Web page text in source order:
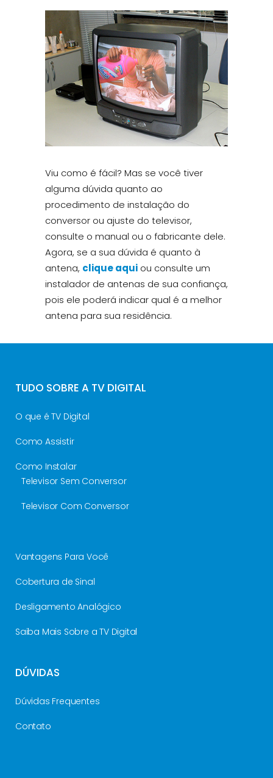
Viu como é fácil? Mas se você tiver
alguma dúvida quanto ao
procedimento de instalação do
conversor ou ajuste do televisor,
consulte o manual ou o fabricante dele.
Agora, se a sua dúvida é quanto à
antena, clique aqui ou consulte um
instalador de antenas de sua confiança,
pois ele poderá indicar qual é a melhor
antena para sua residência.
TUDO SOBRE A TV DIGITAL
O que é TV Digital
Como Assistir
Como Instalar
Televisor Sem Conversor
Televisor Com Conversor
Vantagens Para Você
Cobertura de Sinal
Desligamento Analógico
Saiba Mais Sobre a TV Digital
DÚVIDAS
Dúvidas Frequentes
Contato